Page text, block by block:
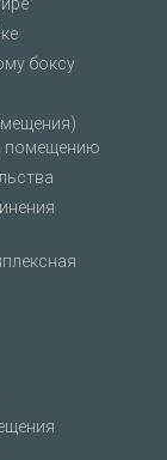
боксу
помещению